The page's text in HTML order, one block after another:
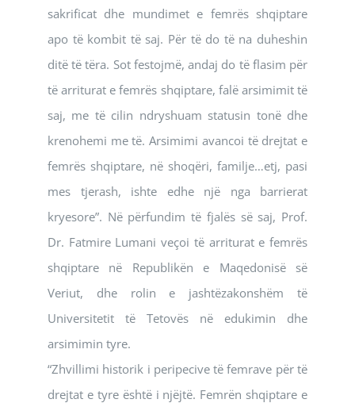
sakrificat dhe mundimet e femrës shqiptare
apo të kombit të saj. Për të do të na duheshin
ditë të tëra. Sot festojmë, andaj do të flasim për
të arriturat e femrës shqiptare, falë arsimimit të
saj, me të cilin ndryshuam statusin tonë dhe
krenohemi me të. Arsimimi avancoi të drejtat e
femrës shqiptare, në shoqëri, familje…etj, pasi
mes tjerash, ishte edhe një nga barrierat
kryesore”. Në përfundim të fjalës së saj, Prof.
Dr. Fatmire Lumani veçoi të arriturat e femrës
shqiptare në Republikën e Maqedonisë së
Veriut, dhe rolin e jashtëzakonshëm të
Universitetit të Tetovës në edukimin dhe
arsimimin tyre.
“Zhvillimi historik i peripecive të femrave për të
drejtat e tyre është i njëjtë. Femrën shqiptare e